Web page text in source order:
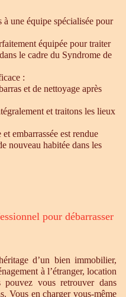
une équipe spécialisée pour
équipée pour traiter
le cadre du Syndrome de
:
et de nettoyage après
et traitons les lieux
embarrassée est rendue
nouveau habitée dans les
pour débarrasser
d’un bien immobilier,
à l’étranger, location
vous retrouver dans
Vous en charger vous-même